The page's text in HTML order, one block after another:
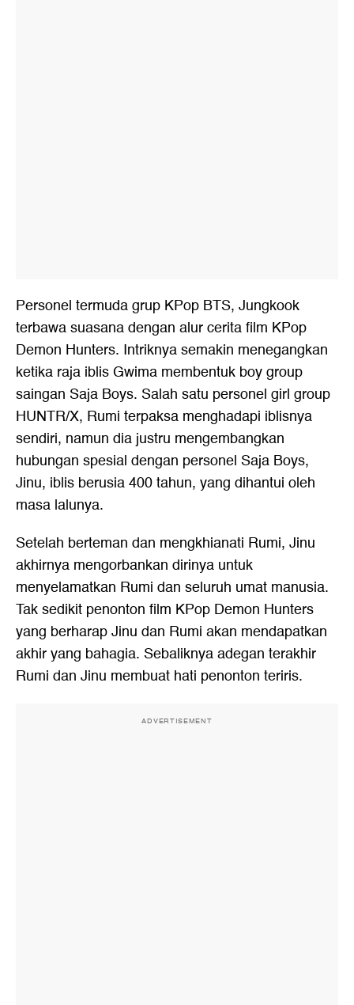
Personel termuda grup KPop BTS, Jungkook
terbawa suasana dengan alur cerita film KPop
Demon Hunters. Intriknya semakin menegangkan
ketika raja iblis Gwima membentuk boy group
saingan Saja Boys. Salah satu personel girl group
HUNTR/X, Rumi terpaksa menghadapi iblisnya
sendiri, namun dia justru mengembangkan
hubungan spesial dengan personel Saja Boys,
Jinu, iblis berusia 400 tahun, yang dihantui oleh
masa lalunya.
Setelah berteman dan mengkhianati Rumi, Jinu
akhirnya mengorbankan dirinya untuk
menyelamatkan Rumi dan seluruh umat manusia.
Tak sedikit penonton film KPop Demon Hunters
yang berharap Jinu dan Rumi akan mendapatkan
akhir yang bahagia. Sebaliknya adegan terakhir
Rumi dan Jinu membuat hati penonton teriris.
ADVERTISEMENT